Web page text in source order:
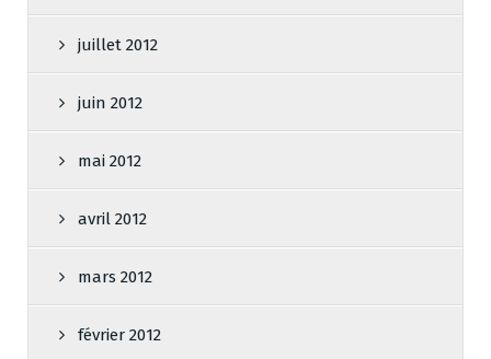
juillet 2012
juin 2012
mai 2012
avril 2012
mars 2012
février 2012